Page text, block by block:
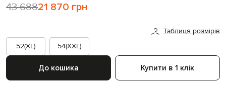
43 68821 870 грн
Таблиця розмірів
52(XL)
54(XXL)
До кошика Купити в 1 клік